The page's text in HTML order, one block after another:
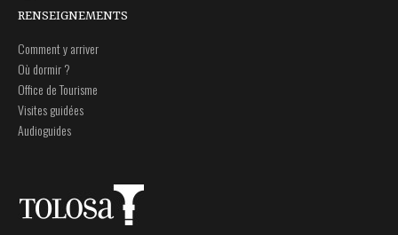
RENSEIGNEMENTS
Comment y arriver
Où dormir ?
Office de Tourisme
Visites guidées
Audioguides